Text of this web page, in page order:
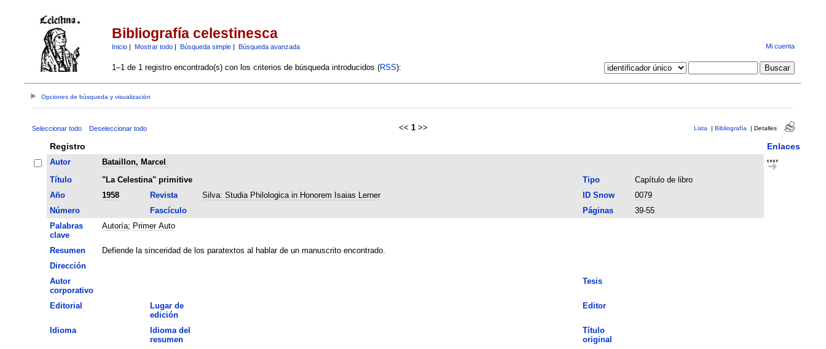
Bibliografía celestinesca
Inicio| Mostrar todo| Búsqueda simple| Búsqueda avanzada Mi cuenta
1–1 de 1 registro encontrado(s) con los criterios de búsqueda introducidos (RSS):
Opciones de búsqueda y visualización
Seleccionar todo Deseleccionar todo << 1 >> Lista | Bibliografía | Detalles
Registro Enlaces
Autor
Bataillon, Marcel
Título
"La Celestina" primitive Tipo
Capítulo de libro
Año
1958 Revista Silva: Studia Philologica in Honorem Isaias Lerner ID Snow
0079
Número
Fascículo Páginas
39-55
Palabras
clave
Autoría; Primer Auto
Resumen
Defiende la sinceridad de los paratextos al hablar de un manuscrito encontrado.
Dirección
Autor
corporativo
Tesis
Editorial
Lugar de
edición
Editor
Idioma
Idioma del
resumen
Título
original